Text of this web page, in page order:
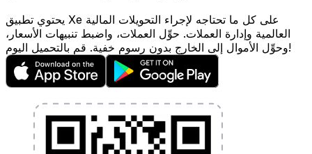
يحتوي تطبيق Xe على كل ما تحتاجه لإجراء التحويلات المالية
العالمية وإدارة العملات. حوِّل العملات، واضبط تنبيهات الأسعار،
وحوِّل الأموال إلى الخارج بدون رسوم خفية. قم بالتحميل اليوم!